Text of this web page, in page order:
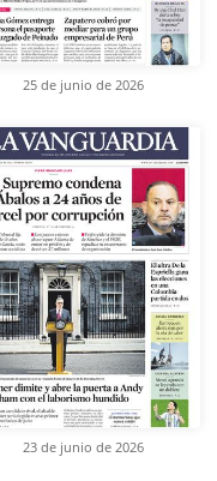
25 de junio de 2026
23 de junio de 2026